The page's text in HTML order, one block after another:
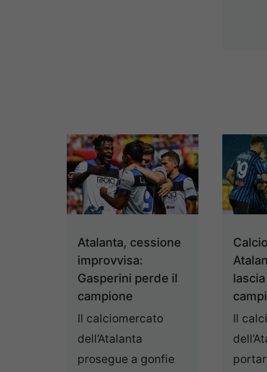
Atalanta, cessione
improvvisa:
Gasperini perde il
campione
Il calciomercato
dell’Atalanta
prosegue a gonfie
Il